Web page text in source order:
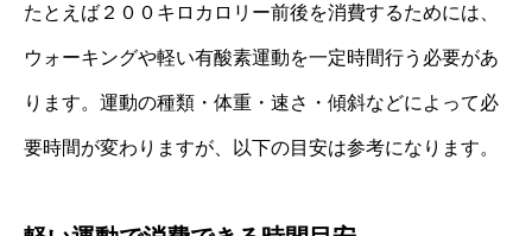
たとえば２００キロカロリー前後を消費するためには、
ウォーキングや軽い有酸素運動を一定時間行う必要があ
ります。運動の種類・体重・速さ・傾斜などによって必
要時間が変わりますが、以下の目安は参考になります。